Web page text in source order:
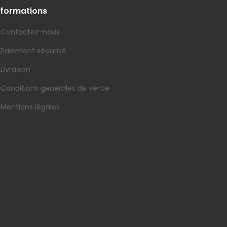
Contactez-nous
Paiement sécurisé
Livraison
Conditions générales de vente
Mentions légales